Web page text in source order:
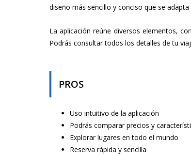
diseño más sencillo y conciso que se
La aplicación reúne diversos elementos,
Podrás consultar todos los detalles de tu
PROS
Uso intuitivo de la aplicación
Podrás comparar precios y
Explorar lugares en todo el mundo
Reserva rápida y sencilla